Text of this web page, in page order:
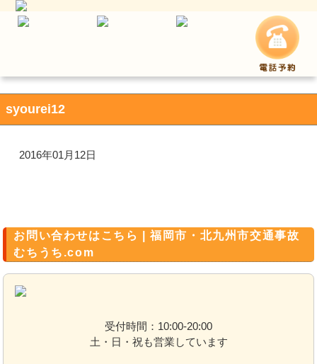
syourei12
2016年01月12日
お問い合わせはこちら | 福岡市・北九州市交通事故
むちうち.com
受付時間：10:00-20:00
土・日・祝も営業しています